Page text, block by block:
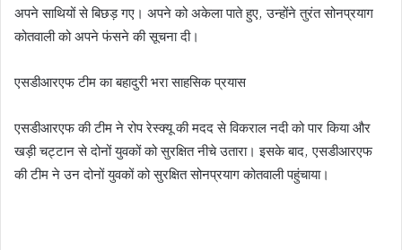
अपने साथियों से बिछड़ गए। अपने को अकेला पाते हुए, उन्होंने तुरंत सोनप्रयाग
कोतवाली को अपने फंसने की सूचना दी।
एसडीआरएफ टीम का बहादुरी भरा साहसिक प्रयास
एसडीआरएफ की टीम ने रोप रेस्क्यू की मदद से विकराल नदी को पार किया और
खड़ी चट्टान से दोनों युवकों को सुरक्षित नीचे उतारा। इसके बाद, एसडीआरएफ
की टीम ने उन दोनों युवकों को सुरक्षित सोनप्रयाग कोतवाली पहुंचाया।